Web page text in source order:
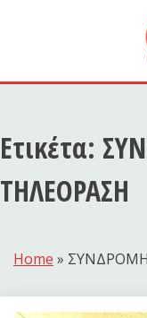
Ετικέτα:
ΤΗΛΕΟΡΑΣΗ
Home »